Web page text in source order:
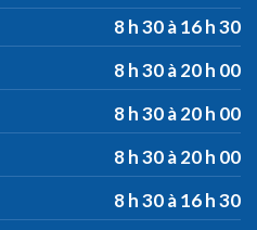
8 h 30 à 16 h 30
8 h 30 à 20 h 00
8 h 30 à 20 h 00
8 h 30 à 20 h 00
8 h 30 à 16 h 30